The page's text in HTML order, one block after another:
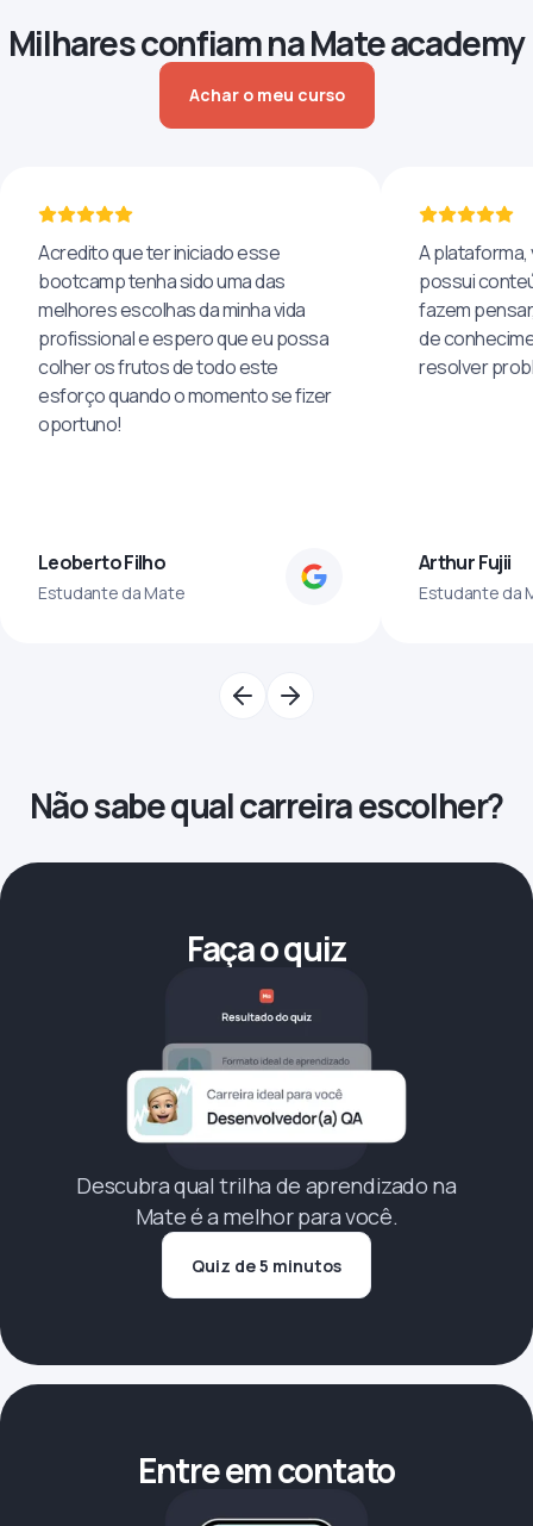
Milhares confiam na Mate academy
Achar o meu curso
Acredito que ter iniciado esse
bootcamp tenha sido uma das
melhores escolhas da minha vida
profissional e espero que eu possa
colher os frutos de todo este
esforço quando o momento se fizer
oportuno!
Leoberto Filho
Estudante da Mate
A plataforma,
possui
fazem
de
resolver
Arthur Fujii
Estudante da
Não sabe qual carreira escolher?
Faça o quiz
Descubra qual trilha de aprendizado na
Mate é a melhor para você.
Quiz de 5 minutos
Entre em contato